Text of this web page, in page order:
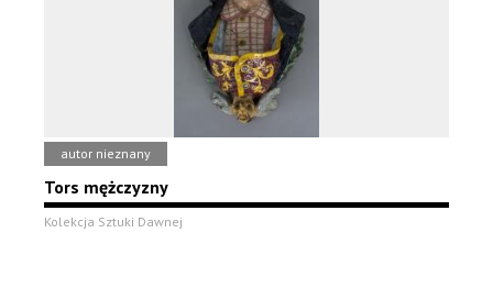
autor nieznany
Tors mężczyzny
Kolekcja Sztuki Dawnej